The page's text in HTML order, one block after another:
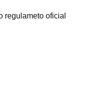
regulameto oficial